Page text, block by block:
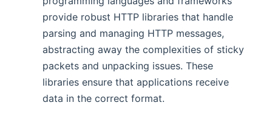
provide robust HTTP libraries that handle
parsing and managing HTTP messages,
abstracting away the complexities of sticky
packets and unpacking issues. These
libraries ensure that applications receive
data in the correct format.